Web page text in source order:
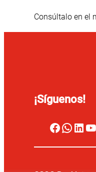
Consúltalo en el
¡Síguenos!
Facebook WhatsApp LinkedIn YouTube